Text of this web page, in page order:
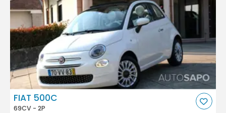
FIAT 500C
69CV - 2P